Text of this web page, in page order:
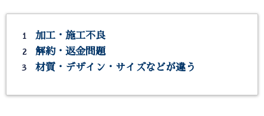
加工・施工不良
解約・返金問題
材質・デザイン・サイズなどが違う